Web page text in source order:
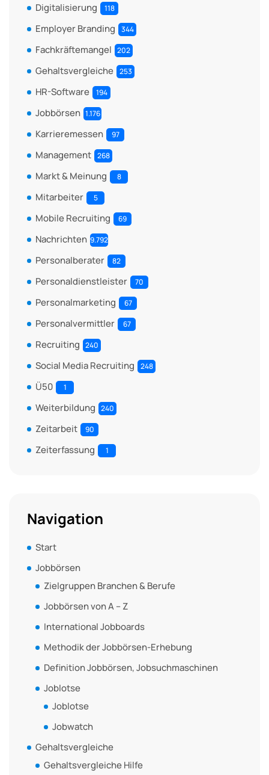
Digitalisierung 118
Employer Branding 344
Fachkräftemangel 202
Gehaltsvergleiche 253
HR-Software 194
Jobbörsen 1.176
Karrieremessen 97
Management 268
Markt & Meinung 8
Mitarbeiter 5
Mobile Recruiting 69
Nachrichten 9.792
Personalberater 82
Personaldienstleister 70
Personalmarketing 67
Personalvermittler 67
Recruiting 240
Social Media Recruiting 248
Ü50 1
Weiterbildung 240
Zeitarbeit 90
Zeiterfassung 1
Navigation
Start
Jobbörsen
Zielgruppen Branchen & Berufe
Jobbörsen von A – Z
International Jobboards
Methodik der Jobbörsen-Erhebung
Definition Jobbörsen, Jobsuchmaschinen
Joblotse
Joblotse
Jobwatch
Gehaltsvergleiche
Gehaltsvergleiche Hilfe